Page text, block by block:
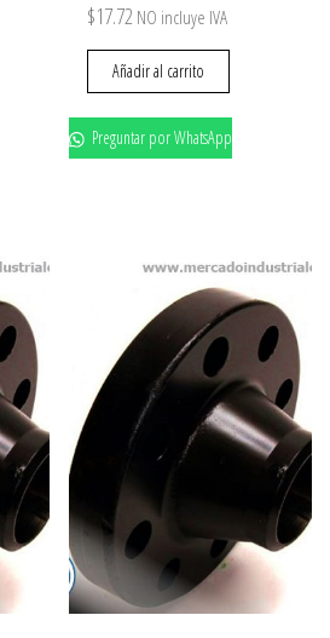
$17.72 NO incluye IVA
Añadir al carrito
Preguntar por WhatsApp